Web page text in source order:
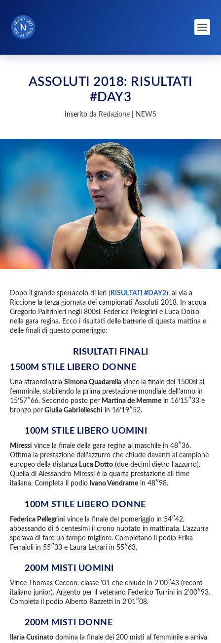
ASSOLUTI 2018: RISULTATI
#DAY3
Inserito da Redazione NEWS
Dopo il grande spettacolo di ieri ( RISULTATI #DAY2), al via a
Riccione la terza giornata dei campionati Assoluti 2018. In acqua
Gregorio Paltrinieri negli 800sl, Federica Pellegrini e Luca Dotto
nella gara regina. Ecco i risultati delle batterie di questa mattina e
delle finali di questo pomeriggio:
RISULTATI FINALI
1500M STILE LIBERO DONNE
Una straordinaria Simona Quadarella vince la finale dei 1500sl al
femminile, stabilendo la prima prestazione mondiale dell’anno in
15’57″66. Secondo posto per Martina de Memme in 16’15″33 e
bronzo per Giulia Gabrielleschi in 16’19″52.
100M STILE LIBERO UOMINI
Miressi vince la finale della gara regina al maschile in 48″36.
Ottima la prestazione dell’azzurro che chiude davanti al campione
europeo della distanza Luca Dotto (due decimi dietro l’azzurro).
Quella di Alessandro Miressi è la quarta prestazione all time
italiana. Completa il podio Ivano Vendrame in 48″98.
100M STILE LIBERO DONNE
Federica Pellegrini vince la finale del pomeriggio in 54″42,
abbassando di 6 centesimi il crono nuotato in mattinata. L’azzurra
sperava di fare un tempo migliore. Completano il podio Erika
Ferraioli in 55″33 e Laura Letrari in 55″63.
200M MISTI UOMINI
Vince Thomas Ceccon, classe ’01 che chiude in 2’00″43 (record
italiano junior). Argento per il veterano Federico Turrini in 2’00″93.
Completa il podio Alberto Razzetti in 2’01″08.
200M MISTI DONNE
Ilaria Cusinato domina la finale dei 200 misti al femminile e arriva